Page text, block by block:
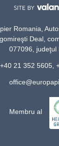
Romania,
Deal,
077096, judeţul
21 352 5605,
Membru al